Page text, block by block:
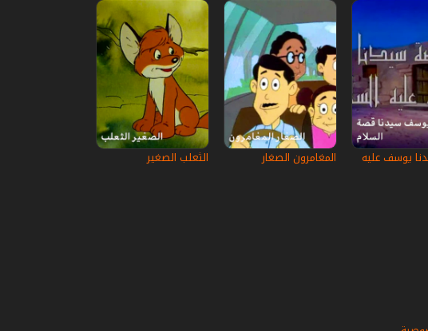
يوسف عليه المغامرون الصغار الثعلب الصغير